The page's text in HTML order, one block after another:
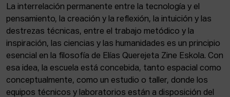
Facebook Equis Instagram
© Elías Querejeta Zine Eskola 2026
Tabakalera · Andre zigarrogileak plaza, 1
20012 Donostia / San Sebastián
La interrelación permanente entre la tecnología y el
pensamiento, la creación y la reflexión, la intuición y las
destrezas técnicas, entre el trabajo metódico y la
inspiración, las ciencias y las humanidades es un principio
esencial en la filosofía de Elías Querejeta Zine Eskola. Con
esa idea, la escuela está concebida, tanto espacial como
conceptualmente, como un estudio o taller, donde los
equipos técnicos y laboratorios están a disposición del